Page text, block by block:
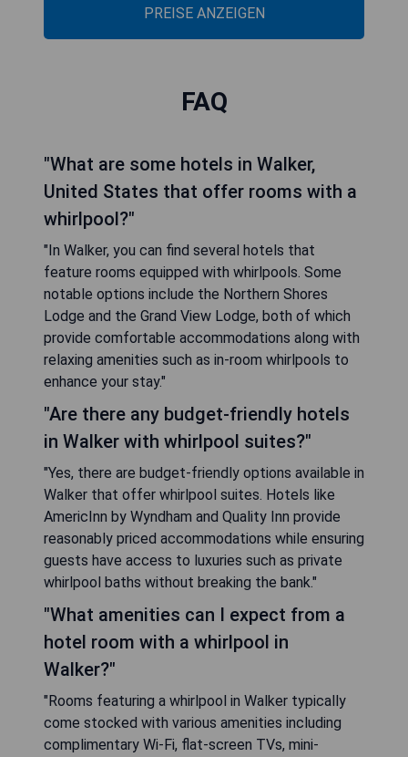
PREISE ANZEIGEN
FAQ
"What are some hotels in Walker,
United States that offer rooms with a
whirlpool?"
"In Walker, you can find several hotels that
feature rooms equipped with whirlpools. Some
notable options include the Northern Shores
Lodge and the Grand View Lodge, both of which
provide comfortable accommodations along with
relaxing amenities such as in-room whirlpools to
enhance your stay."
"Are there any budget-friendly hotels
in Walker with whirlpool suites?"
"Yes, there are budget-friendly options available in
Walker that offer whirlpool suites. Hotels like
AmericInn by Wyndham and Quality Inn provide
reasonably priced accommodations while ensuring
guests have access to luxuries such as private
whirlpool baths without breaking the bank."
"What amenities can I expect from a
hotel room with a whirlpool in
Walker?"
"Rooms featuring a whirlpool in Walker typically
come stocked with various amenities including
complimentary Wi-Fi, flat-screen TVs, mini-